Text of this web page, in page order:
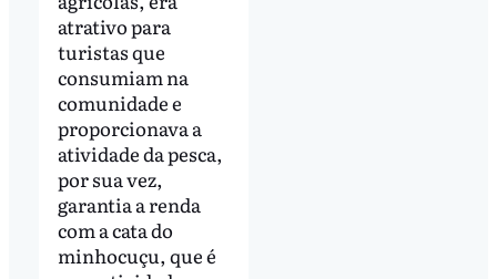
atrativo para
turistas que
consumiam na
comunidade e
proporcionava a
atividade da pesca,
por sua vez,
garantia a renda
com a cata do
minhocuçu, que é